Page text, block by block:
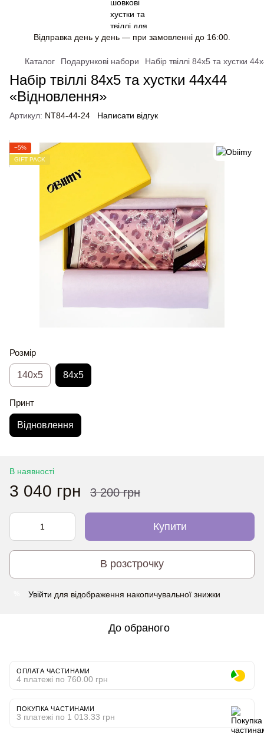
Відправка день у день — при замовленні до 16:00.
Каталог Подарункові набори Набір твіллі 84x5 та хустки
Набір твіллі 84x5 та хустки 44x44
«Відновлення»
Артикул: NT84-44-24 Написати відгук
−5%
GIFT PACK
Розмір
140x5 84x5
Принт
Відновлення
В наявності
3 040 грн 3 200 грн
Купити
В розстрочку
Увійти для відображення накопичувальної знижки
До обраного
ОПЛАТА ЧАСТИНАМИ
4 платежі по 760.00 грн
ПОКУПКА ЧАСТИНАМИ
3 платежі по 1 013.33 грн